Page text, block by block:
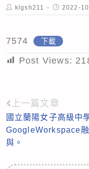
Post
author:
klgsh211
Post
published:
2022-
7574 下載
Post Views:
Read
more
articles
上一篇文章
國立蘭陽女子高級中
GoogleWorkspace
與。